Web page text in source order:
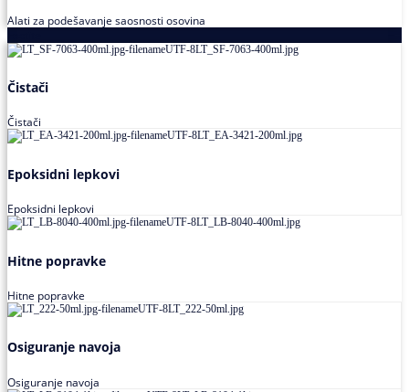
Alati za podešavanje saosnosti osovina
Čistači
Čistači
Epoksidni lepkovi
Epoksidni lepkovi
Hitne popravke
Hitne popravke
Osiguranje navoja
Osiguranje navoja